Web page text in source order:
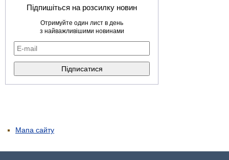
Підпишіться на розсилку новин
Отримуйте один лист в день
з найважливішими новинами
Мапа сайту